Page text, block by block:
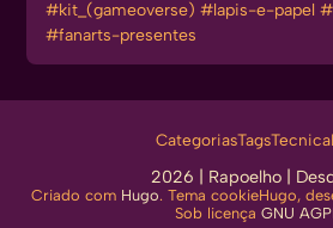
#kit_(gameoverse) #lapis-e-papel
#fanarts-presentes
CategoriasTagsTecnica
2026 | Rapoelho|
Criado com Hugo. Tema cookieHugo,
Sob licença GNU